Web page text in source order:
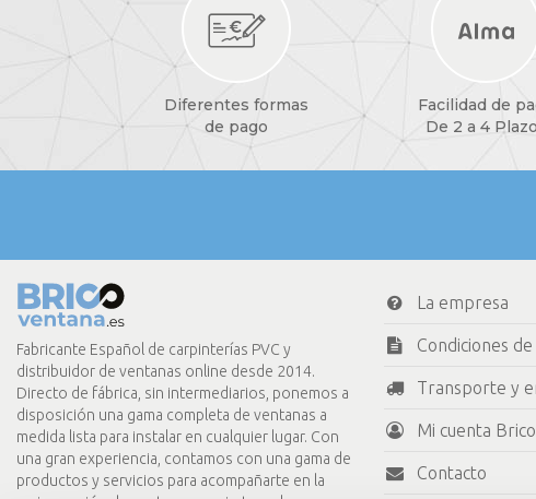
Diferentes formas
de pago
Facilidad de
De 2 a 4
Fabricante Español de carpinterías PVC y
distribuidor de ventanas online desde 2014.
Directo de fábrica, sin intermediarios, ponemos a
disposición una gama completa de ventanas a
medida lista para instalar en cualquier lugar. Con
una gran experiencia, contamos con una gama de
productos y servicios para acompañarte en la
La empresa
Condiciones
Transporte y
Mi cuenta
Contacto